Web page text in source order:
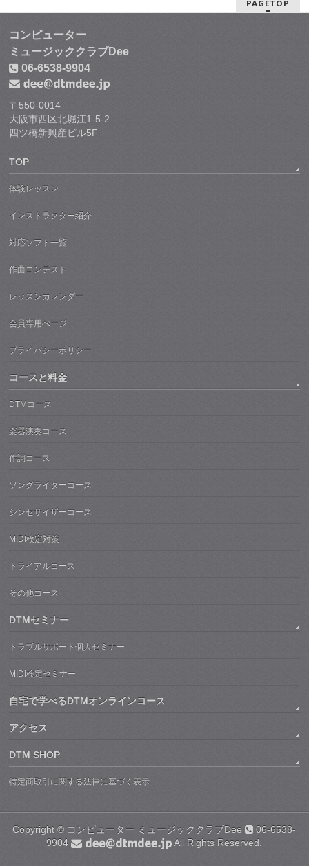
PAGETOP
コンピューター
ミュージッククラブDee
06-6538-9904
〒550-0014
大阪市西区北堀江1-5-2
四ツ橋新興産ビル5F
TOP
体験レッスン
インストラクター紹介
対応ソフト一覧
作曲コンテスト
レッスンカレンダー
会員専用ぺージ
プライバシーポリシー
コースと料金
DTMコース
楽器演奏コース
作詞コース
ソングライターコース
シンセサイザーコース
MIDI検定対策
トライアルコース
その他コース
DTMセミナー
トラブルサポート個人セミナー
MIDI検定セミナー
自宅で学べるDTMオンラインコース
アクセス
DTM SHOP
特定商取引に関する法律に基づく表示
Copyright © コンピューター ミュージッククラブDee
06-6538-
9904
All Rights Reserved.